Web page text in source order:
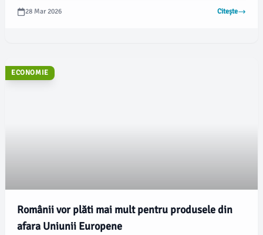
de meteorologie ca AccuWeather. Specialiștii avertizează că
aceste prognoze sunt tendințe generale și nu previziuni exacte,
28 Mar 2026 Citește
ECONOMIE
Românii vor plăti mai mult pentru produsele din
afara Uniunii Europene